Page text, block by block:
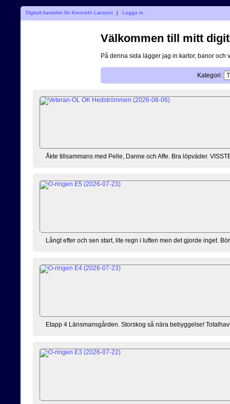
Digitalt kartarkiv för Kenneth Larsson | Logga in
Välkommen till mitt
På denna sida lägger jag in kartor, banor och
Kategori:
Åkte tillsammans med Pelle, Danne och Affe. Bra löpväder.
Långt efter och sen start, lite regn i luften men det gjorde inget.
Etapp 4 Länsmansgården. Storskog så nära bebyggelse!